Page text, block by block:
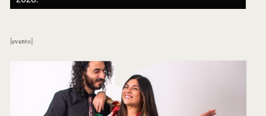
evento